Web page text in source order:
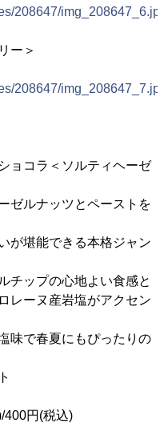
208647/
ー＞
208647/
ラ＜ソルティヘーゼ
ナッツとペーストを
きる本格ジャン
心地よい食感と
岩塩がアクセン
にもぴったりの
400円(税込)